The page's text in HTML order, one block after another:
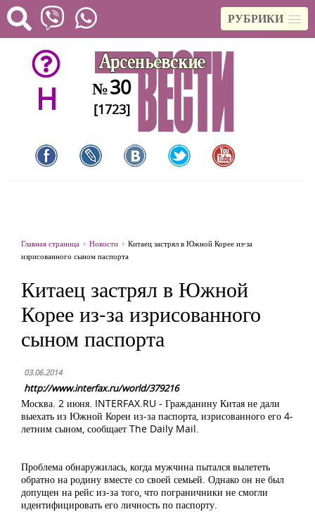
РУБРИКИ
H №30
[1723]
Главная страница Новости
Китаец застрял в Южной Корее из-за
изрисованного сыном паспорта
Китаец застрял в Южной
Корее из-за изрисованного
сыном паспорта
03.06.2014
http://www.interfax.ru/world/379216
Москва. 2 июня. INTERFAX.RU - Гражданину Китая не дали
выехать из Южной Кореи из-за паспорта, изрисованного его 4-
летним сыном, сообщает The Daily Mail.
Проблема обнаружилась, когда мужчина пытался вылететь
обратно на родину вместе со своей семьей. Однако он не был
допущен на рейс из-за того, что пограничники не смогли
идентифицировать его личность по паспорту.